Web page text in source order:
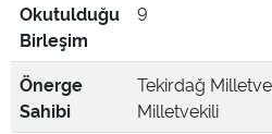
Okutulduğu
Birleşim
9
Önerge
Sahibi
Tekirdağ
Milletvekili